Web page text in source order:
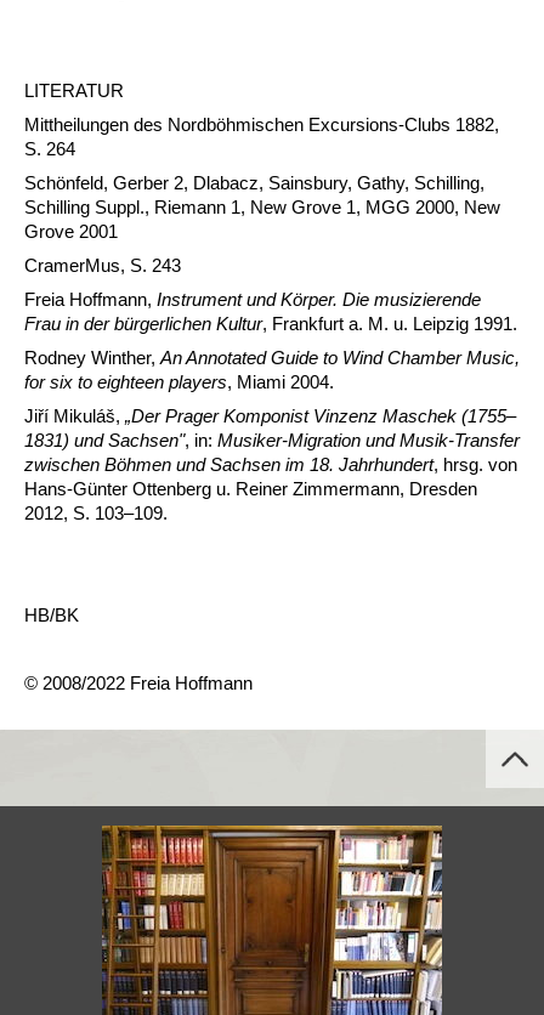
LITERATUR
Mittheilungen des Nordböhmischen Excursions-Clubs 1882,
S. 264
Schönfeld, Gerber 2, Dlabacz, Sainsbury, Gathy, Schilling,
Schilling Suppl., Riemann 1, New Grove 1, MGG 2000, New
Grove 2001
CramerMus, S. 243
Freia Hoffmann, Instrument und Körper. Die musizierende
Frau in der bürgerlichen Kultur, Frankfurt a. M. u. Leipzig 1991.
Rodney Winther, An Annotated Guide to Wind Chamber Music,
for six to eighteen players, Miami 2004.
Jiří Mikuláš, „Der Prager Komponist Vinzenz Maschek (1755–
1831) und Sachsen", in: Musiker-Migration und Musik-Transfer
zwischen Böhmen und Sachsen im 18. Jahrhundert, hrsg. von
Hans-Günter Ottenberg u. Reiner Zimmermann, Dresden
2012, S. 103–109.
HB/BK
© 2008/2022 Freia Hoffmann